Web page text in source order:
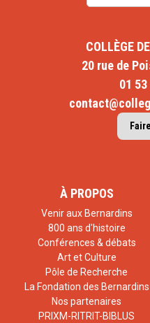
COLLÈGE
20 rue de
01
À PROPOS
Venir aux Bernardins
800 ans d'histoire
Conférences & débats
Art et Culture
Pôle de Recherche
La Fondation des Bernardins
Nos partenaires
PRIXM-RITRIT-BIBLUS